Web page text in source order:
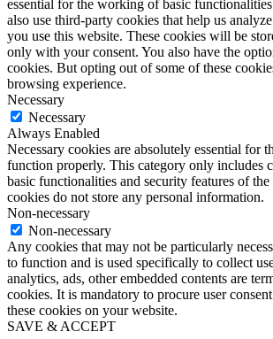
essential for the working of basic
also use third-party cookies that help us
you use this website. These cookies will be
only with your consent. You also have the
cookies. But opting out of some of these
browsing experience.
Necessary
Necessary
Always Enabled
Necessary cookies are absolutely essential for
function properly. This category only includes
basic functionalities and security features of
cookies do not store any personal information.
Non-necessary
Non-necessary
Any cookies that may not be particularly
to function and is used specifically to collect
analytics, ads, other embedded contents are
cookies. It is mandatory to procure user
these cookies on your website.
SAVE & ACCEPT